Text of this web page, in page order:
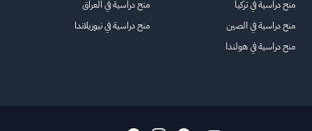
منح دراسية في تركيا
منح دراسية في الصين
منح دراسية في هولندا
منح دراسية في العراق
منح دراسية في نيوزيلاندا